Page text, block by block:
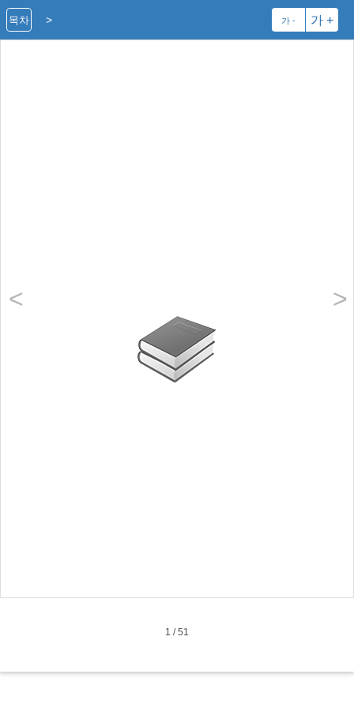
> 가 - 가 +
목차
< >
1 /51